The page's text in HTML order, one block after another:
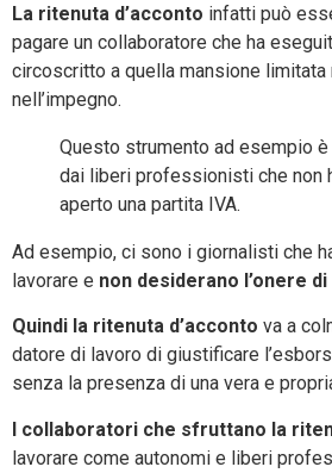
La ritenuta d’acconto infatti può
pagare un collaboratore che ha
circoscritto a quella mansione limitata
nell’impegno.
Questo strumento ad esempio
dai liberi professionisti che non
aperto una partita IVA.
Ad esempio, ci sono i giornalisti che
lavorare e non desiderano l’onere
Quindi la ritenuta d’acconto va a
datore di lavoro di giustificare
senza la presenza di una vera e
I collaboratori che sfruttano la
lavorare come autonomi e liberi